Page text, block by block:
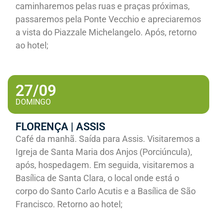
caminharemos pelas ruas e praças próximas,
passaremos pela Ponte Vecchio e apreciaremos
a vista do Piazzale Michelangelo. Após, retorno
ao hotel;
27/09
DOMINGO
FLORENÇA | ASSIS
Café da manhã. Saída para Assis. Visitaremos a
Igreja de Santa Maria dos Anjos (Porciúncula),
após, hospedagem. Em seguida, visitaremos a
Basílica de Santa Clara, o local onde está o
corpo do Santo Carlo Acutis e a Basílica de São
Francisco. Retorno ao hotel;